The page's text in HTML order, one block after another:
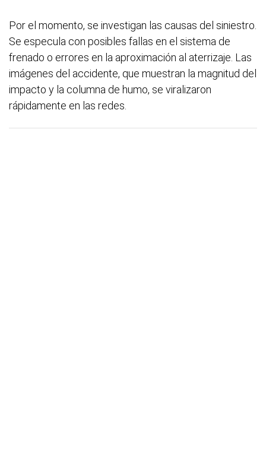
Por el momento, se investigan las causas del siniestro.
Se especula con posibles fallas en el sistema de
frenado o errores en la aproximación al aterrizaje. Las
imágenes del accidente, que muestran la magnitud del
impacto y la columna de humo, se viralizaron
rápidamente en las redes.